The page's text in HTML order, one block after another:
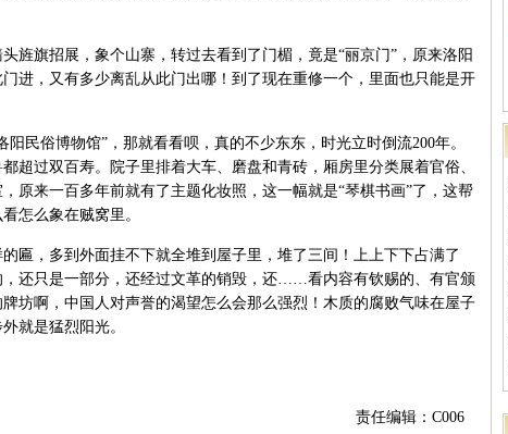
旗招展，象个山寨，转过去看到了门楣，竟是“丽京门”，原来洛阳
进，又有多少离乱从此门出哪！到了现在重修一个，里面也只能是开
俗博物馆”，那就看看呗，真的不少东东，时光立时倒流200年。
超过双百寿。院子里排着大车、磨盘和青砖，厢房里分类展着官俗、
原来一百多年前就有了主题化妆照，这一幅就是“琴棋书画”了，这帮
怎么象在贼窝里。
，多到外面挂不下就全堆到屋子里，堆了三间！上上下下占满了
还只是一部分，还经过文革的销毁，还……看内容有钦赐的、有官颁
坊啊，中国人对声誉的渴望怎么会那么强烈！木质的腐败气味在屋子
就是猛烈阳光。
责任编辑：C006